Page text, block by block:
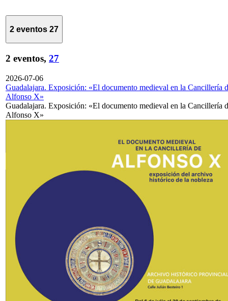
2 eventos 27
2 eventos, 27
2026-07-06
Guadalajara. Exposición: «El documento medieval en la Cancillería
Alfonso X»
Guadalajara. Exposición: «El documento medieval en la Cancillería
Alfonso X»